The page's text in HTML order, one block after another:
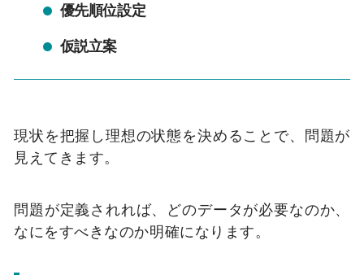
優先順位設定
仮説立案
現状を把握し理想の状態を決めることで、問題が
見えてきます。
問題が定義されれば、どのデータが必要なのか、
なにをすべきなのか明確になります。